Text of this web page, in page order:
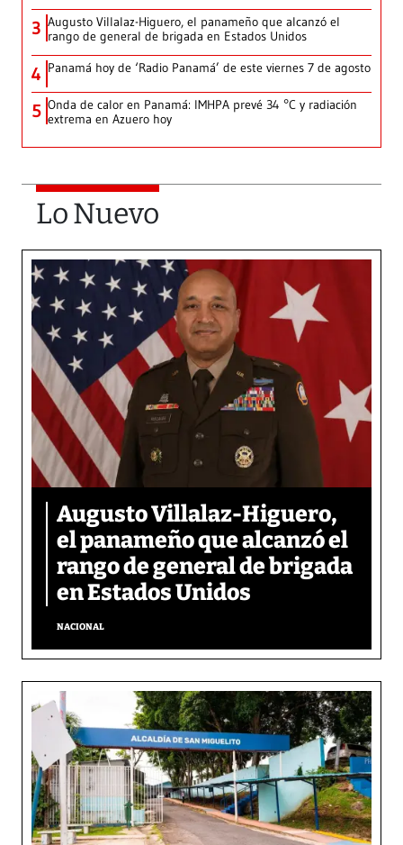
3 Augusto Villalaz-Higuero, el panameño que alcanzó el
rango de general de brigada en Estados Unidos
4 Panamá hoy de ‘Radio Panamá’ de este viernes 7 de agosto
5 Onda de calor en Panamá: IMHPA prevé 34 °C y radiación
extrema en Azuero hoy
Lo Nuevo
Augusto Villalaz-Higuero,
el panameño que alcanzó el
rango de general de brigada
en Estados Unidos
NACIONAL